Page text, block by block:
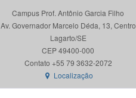
Campus Prof. Antônio Garcia Filho
Av. Governador Marcelo Déda, 13, Centro
Lagarto/SE
CEP 49400-000
Localização